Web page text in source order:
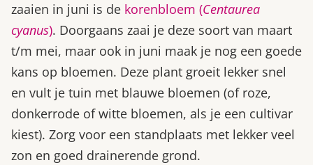
zaaien in juni is de korenbloem (Centaurea
cyanus). Doorgaans zaai je deze soort van maart
t/m mei, maar ook in juni maak je nog een goede
kans op bloemen. Deze plant groeit lekker snel
en vult je tuin met blauwe bloemen (of roze,
donkerrode of witte bloemen, als je een cultivar
kiest). Zorg voor een standplaats met lekker veel
zon en goed drainerende grond.